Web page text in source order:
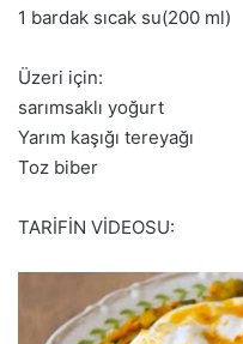
1 bardak sıcak su(200 ml)
Üzeri için:
sarımsaklı yoğurt
Yarım kaşığı tereyağı
Toz biber
TARİFİN VİDEOSU: